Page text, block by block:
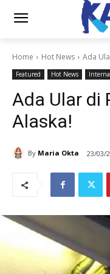
Home Hot News Ada
Featured Hot News
Ada Ular di
Alaska!
By Maria Okta 23/03/